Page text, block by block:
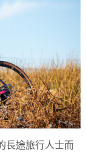
長途旅行人士而